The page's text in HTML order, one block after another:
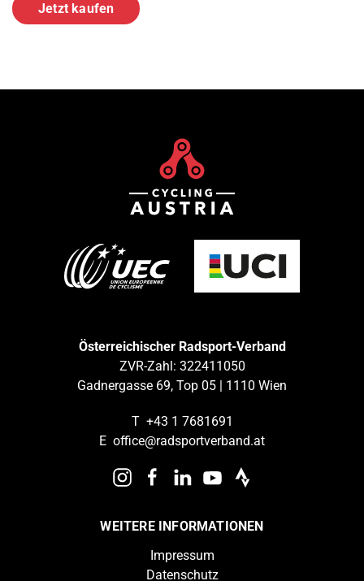
Jetzt kaufen
Österreichischer Radsport-Verband
ZVR-Zahl: 322411050
Gadnergasse 69, Top 05 | 1110 Wien
T +43 1 7681691
E office@radsportverband.at
WEITERE INFORMATIONEN
Impressum
Datenschutz